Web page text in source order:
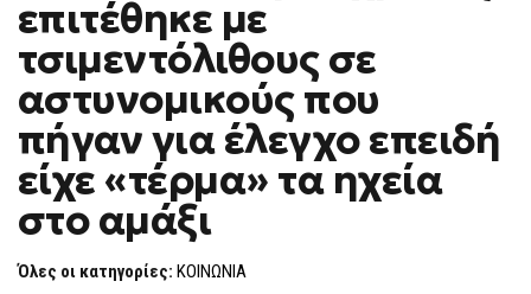
ΜΕ
ΤΣΙΜΕΝΤΌΛΙΘΟΥΣ
ΣΕ
ΑΣΤΥΝΟΜΙΚΟΎΣ
ΠΟΥ
ΠΉΓΑΝ
ΓΙΑ
ΈΛΕΓΧΟ
ΕΠΕΙΔΉ
ΕΊΧΕ
«ΤΈΡΜΑ»
επιτέθηκε με
τσιμεντόλιθους σε
αστυνομικούς που
πήγαν για έλεγχο επειδή
είχε «τέρμα» τα ηχεία
στο αμάξι
Όλες οι κατηγορίες: ΚΟΙΝΩΝΙΑ